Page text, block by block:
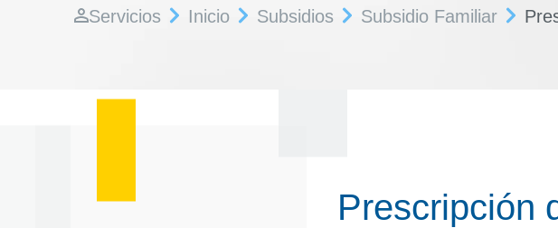
Servicios Inicio Subsidios Subsidio Familiar
Prescripción